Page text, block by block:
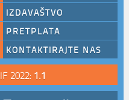
IZDAVAŠTVO
PRETPLATA
KONTAKTIRAJTE NAS
IF 2022: 1.1